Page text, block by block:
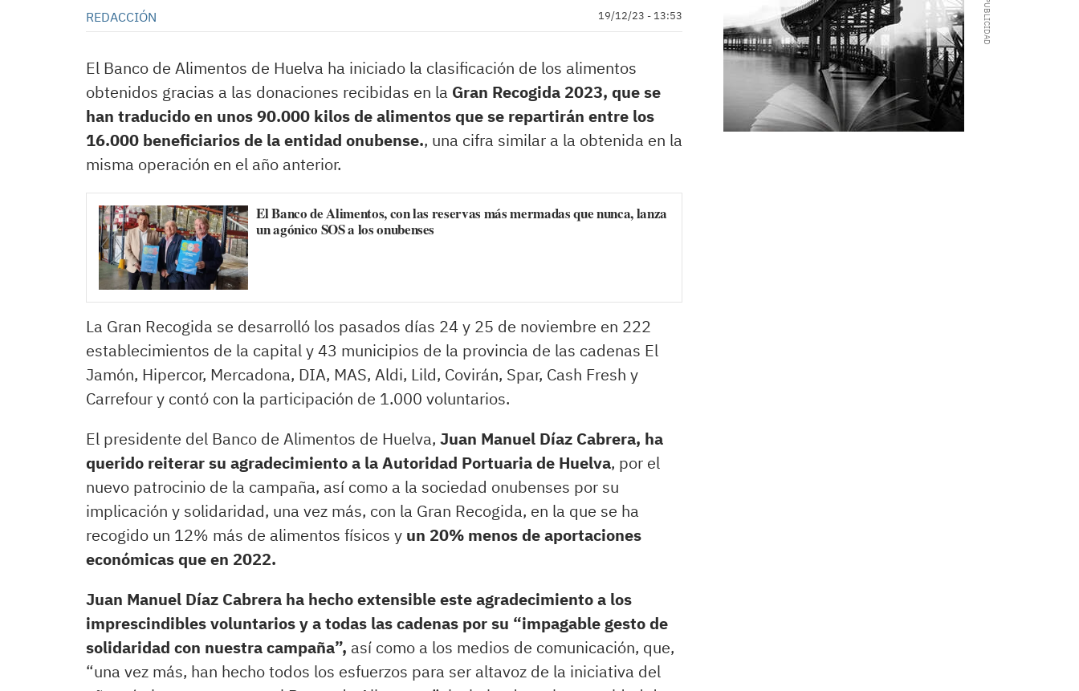
REDACCIÓN 19/12/23 - 13:53
El Banco de Alimentos de Huelva ha iniciado la clasificación de los alimentos
obtenidos gracias a las donaciones recibidas en la Gran Recogida 2023, que se
han traducido en unos 90.000 kilos de alimentos que se repartirán entre los
16.000 beneficiarios de la entidad onubense., una cifra similar a la obtenida en la
misma operación en el año anterior.
El Banco de Alimentos, con las reservas más mermadas que nunca, lanza
un agónico SOS a los onubenses
La Gran Recogida se desarrolló los pasados días 24 y 25 de noviembre en 222
establecimientos de la capital y 43 municipios de la provincia de las cadenas El
Jamón, Hipercor, Mercadona, DIA, MAS, Aldi, Lild, Covirán, Spar, Cash Fresh y
Carrefour y contó con la participación de 1.000 voluntarios.
El presidente del Banco de Alimentos de Huelva, Juan Manuel Díaz Cabrera, ha
querido reiterar su agradecimiento a la Autoridad Portuaria de Huelva, por el
nuevo patrocinio de la campaña, así como a la sociedad onubenses por su
implicación y solidaridad, una vez más, con la Gran Recogida, en la que se ha
recogido un 12% más de alimentos físicos y un 20% menos de aportaciones
económicas que en 2022.
Juan Manuel Díaz Cabrera ha hecho extensible este agradecimiento a los
imprescindibles voluntarios y a todas las cadenas por su “impagable gesto de
solidaridad con nuestra campaña”, así como a los medios de comunicación, que,
“una vez más, han hecho todos los esfuerzos para ser altavoz de la iniciativa del